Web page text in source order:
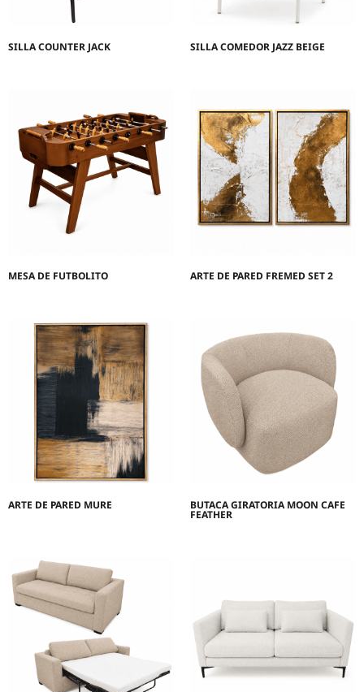
SILLA COUNTER JACK SILLA COMEDOR JAZZ BEIGE
MESA DE FUTBOLITO ARTE DE PARED FREMED SET 2
ARTE DE PARED MURE BUTACA GIRATORIA MOON CAFE
FEATHER